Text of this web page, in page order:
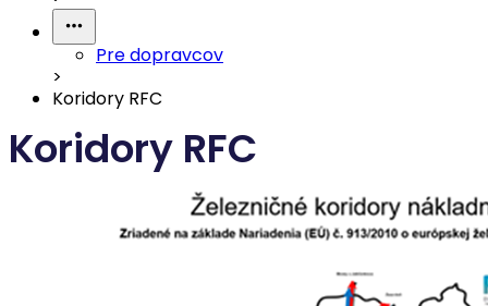
Pre dopravcov
>
Koridory RFC
Koridory RFC